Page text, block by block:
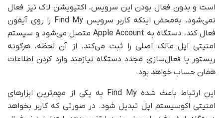
است و بدون فعال بودن این سرویس، اکتیویشن لاک نیز فعال
نمی‌شود. به‌محض اینکه کاربر سرویس Find My را روی آیفون
فعال کند، دستگاه به Apple Account متصل می‌شود و سیستم
امنیتی اپل مالک اصلی را ثبت می‌کند. از آن لحظه، هرگونه
ریستور یا فعال‌سازی مجدد دستگاه نیازمند وارد کردن اطلاعات
همان حساب خواهد بود.
این ارتباط باعث شده Find My به یکی از مهم‌ترین ابزارهای
امنیتی اکوسیستم اپل تبدیل شود. در صورتی که کاربر بخواهد